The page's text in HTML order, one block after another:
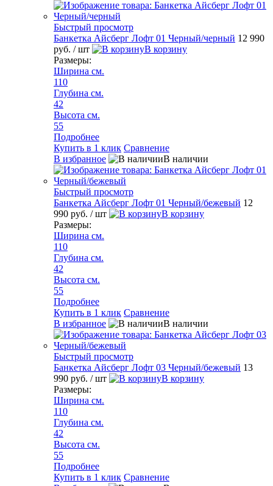
Быстрый просмотр
Банкетка Айсберг Лофт 01 Черный/черный 12 990
руб. / шт
В корзину
Размеры:
Ширина см.
110
Глубина см.
42
Высота см.
55
Подробнее
Купить в 1 клик Сравнение
В избранное
В наличии
Быстрый просмотр
Банкетка Айсберг Лофт 01 Черный/бежевый 12
990 руб. / шт
В корзину
Размеры:
Ширина см.
110
Глубина см.
42
Высота см.
55
Подробнее
Купить в 1 клик Сравнение
В избранное
В наличии
Быстрый просмотр
Банкетка Айсберг Лофт 03 Черный/бежевый 13
990 руб. / шт
В корзину
Размеры:
Ширина см.
110
Глубина см.
42
Высота см.
55
Подробнее
Купить в 1 клик Сравнение